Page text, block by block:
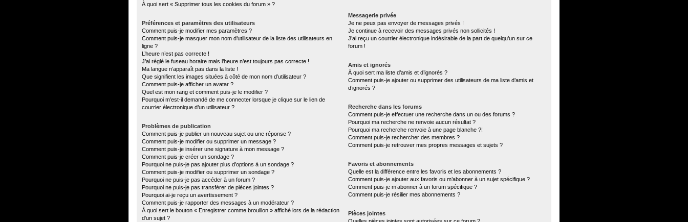
À quoi sert « Supprimer tous les cookies du forum » ?
Préférences et paramètres des utilisateurs
Comment puis-je modifier mes paramètres ?
Comment puis-je masquer mon nom d’utilisateur de la liste des utilisateurs en
ligne ?
L’heure n’est pas correcte !
J’ai réglé le fuseau horaire mais l’heure n’est toujours pas correcte !
Ma langue n’apparaît pas dans la liste !
Que signifient les images situées à côté de mon nom d’utilisateur ?
Comment puis-je afficher un avatar ?
Quel est mon rang et comment puis-je le modifier ?
Pourquoi m’est-il demandé de me connecter lorsque je clique sur le lien de
courrier électronique d’un utilisateur ?
Problèmes de publication
Comment puis-je publier un nouveau sujet ou une réponse ?
Comment puis-je modifier ou supprimer un message ?
Comment puis-je insérer une signature à mon message ?
Comment puis-je créer un sondage ?
Pourquoi ne puis-je pas ajouter plus d’options à un sondage ?
Comment puis-je modifier ou supprimer un sondage ?
Pourquoi ne puis-je pas accéder à un forum ?
Pourquoi ne puis-je pas transférer de pièces jointes ?
Pourquoi ai-je reçu un avertissement ?
Comment puis-je rapporter des messages à un modérateur ?
À quoi sert le bouton « Enregistrer comme brouillon » affiché lors de la rédaction
d’un sujet ?
Messagerie privée
Je ne peux pas envoyer de messages privés !
Je continue à recevoir des messages privés non sollicités !
J’ai reçu un courrier électronique indésirable de la part de quelqu’un sur ce
forum !
Amis et ignorés
À quoi sert ma liste d’amis et d’ignorés ?
Comment puis-je ajouter ou supprimer des utilisateurs de ma liste d’amis et
d’ignorés ?
Recherche dans les forums
Comment puis-je effectuer une recherche dans un ou des forums ?
Pourquoi ma recherche ne renvoie aucun résultat ?
Pourquoi ma recherche renvoie à une page blanche ?!
Comment puis-je rechercher des membres ?
Comment puis-je retrouver mes propres messages et sujets ?
Favoris et abonnements
Quelle est la différence entre les favoris et les abonnements ?
Comment puis-je ajouter aux favoris ou m’abonner à un sujet spécifique ?
Comment puis-je m’abonner à un forum spécifique ?
Comment puis-je résilier mes abonnements ?
Pièces jointes